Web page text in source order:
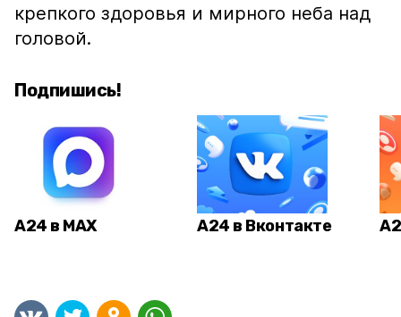
крепкого здоровья и мирного неба над
головой.
Подпишись!
А24 в MAX А24 в Вконтакте